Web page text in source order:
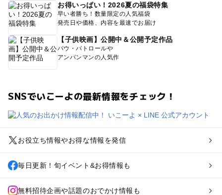
お得いっぱい！2026夏の福袋特集
早い者勝ち！数量限定の人気福袋
発売日や価格、内容を最速でお届け
【子供映画】公開中＆公開予定作品
パウ・パトロールや
アンパンマンの人気作
SNSでいこーよの最新情報をチェック！
お役立ち情報やお得な情報を発信
毎日更新！旬イベント&お得情報も
無料招待企画や話題のおでかけ情報も